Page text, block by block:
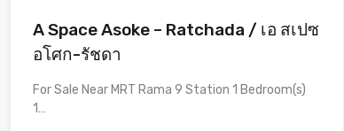
A Space Asoke – Ratchada / เอ สเปซ
อโศก-รัชดา
For Sale Near MRT Rama 9 Station 1 Bedroom(s)
1…